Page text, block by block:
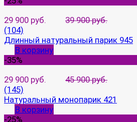
29 900 руб.
39 900 руб.
(104)
Длинный натуральный парик 945
В корзину
-35%
29 900 руб.
45 900 руб.
(145)
Натуральный монопарик 421
В корзину
-25%